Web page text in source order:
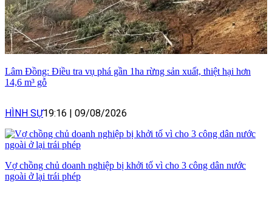
Lâm Đồng: Điều tra vụ phá gần 1ha rừng sản xuất, thiệt hại hơn
14,6 m³ gỗ
HÌNH SỰ19:16 | 09/08/2026
Vợ chồng chủ doanh nghiệp bị khởi tố vì cho 3 công dân nước
ngoài ở lại trái phép